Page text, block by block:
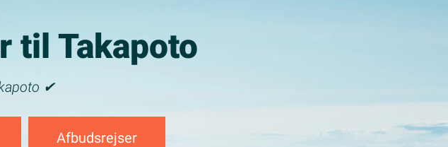
til Takapoto
✔
Afbudsrejser